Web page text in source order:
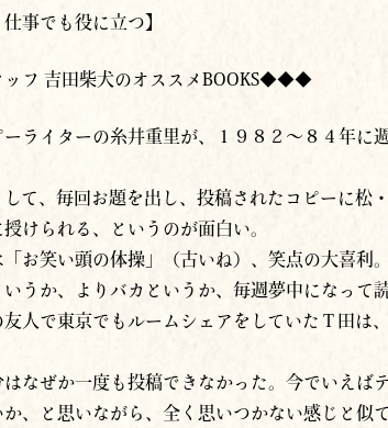
事でも役に立つ】
フ 吉田柴犬のオススメBOOKS◆◆◆
ライターの糸井重里が、１９８２〜８４年に
て、毎回お題を出し、投稿されたコピーに松
けられる、というのが面白い。
お笑い頭の体操」（古いね）、笑点の大喜利
うか、よりバカというか、毎週夢中になって
人で東京でもルームシェアをしていたＴ田は
なぜか一度も投稿できなかった。今でいえば
、と思いながら、全く思いつかない感じと似て